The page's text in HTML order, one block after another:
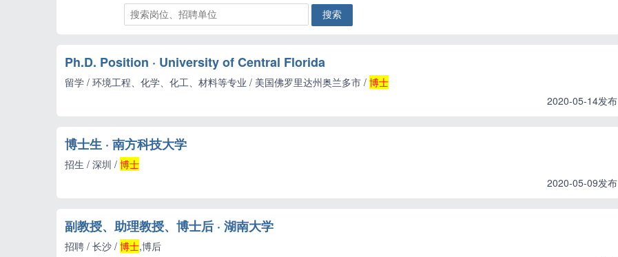
Ph.D. Position · University of Central Florida
留学 / 环境工程、化学、化工、材料等专业 / 美国佛罗里达州奥兰多市 / 博士
2020-05-14发布
博士生 · 南方科技大学
招生 / 深圳 / 博士
2020-05-09发布
副教授、助理教授、博士后 · 湖南大学
招聘 / 长沙 / 博士,博后